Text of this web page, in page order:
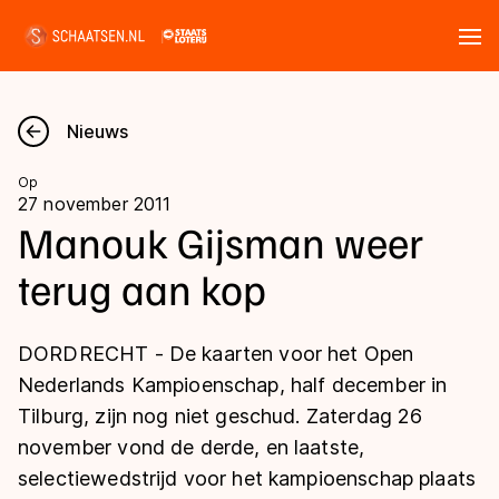
Nieuws
Kalender
Disciplines
Langebaan
Shorttrack
Inlineskaten
Uitslagen
Langebaan
Shorttrack
Marathon
Tijden & historie
Ranglijsten Langebaan
Nieuws
Op
27 november 2011
Manouk Gijsman weer
terug aan kop
DORDRECHT - De kaarten voor het Open
Nederlands Kampioenschap, half december in
Tilburg, zijn nog niet geschud. Zaterdag 26
november vond de derde, en laatste,
selectiewedstrijd voor het kampioenschap plaats